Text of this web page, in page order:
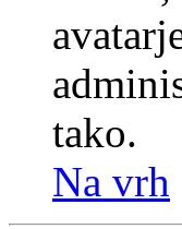
tako.
Na vrh